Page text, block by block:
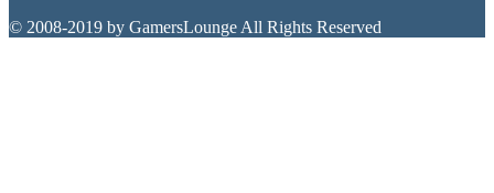
© 2008-2019 by GamersLounge All Rights Reserved